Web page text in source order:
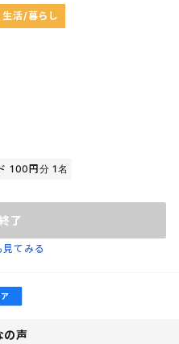
生活/暮らし
100円分 1名
了
てみる
の声